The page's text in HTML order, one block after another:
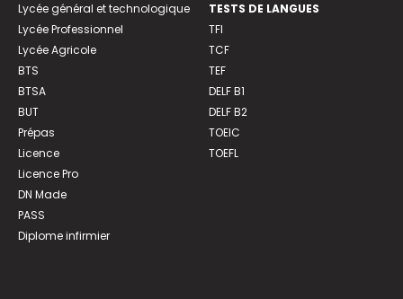
Lycée général et technologique
Lycée Professionnel
Lycée Agricole
BTS
BTSA
BUT
Prépas
Licence
Licence Pro
DN Made
PASS
Diplome infirmier
TESTS DE LANGUES
TFI
TCF
TEF
DELF B1
DELF B2
TOEIC
TOEFL